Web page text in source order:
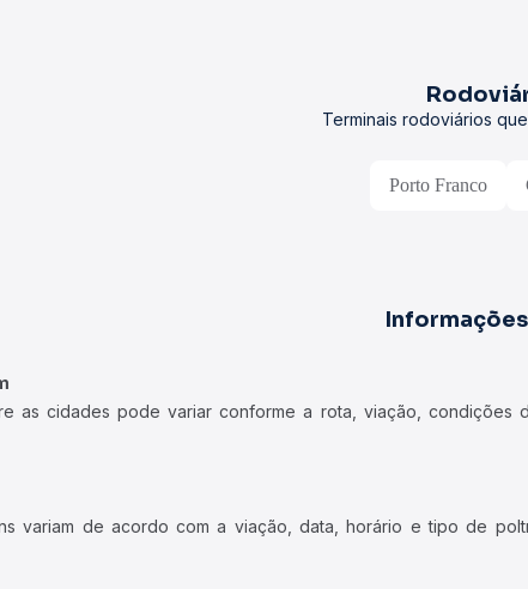
Terminais rodoviários
Porto Franco
as cidades pode variar conforme a rota, viação,
variam de acordo com a viação, data, horário e tipo de